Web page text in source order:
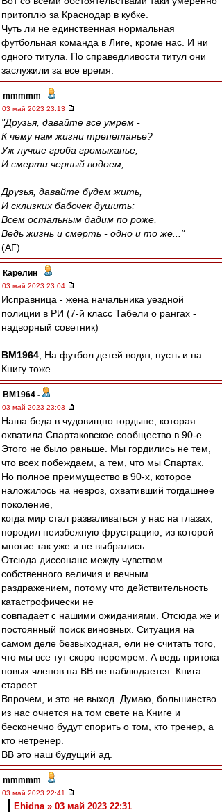
притоплю за Краснодар в кубке.
Чуть ли не единственная нормальная
футбольная команда в Лиге, кроме нас. И ни
одного титула. По справедливости титул они
заслужили за все время.
mmmmm -
03 май 2023 23:13
"Друзья, давайте все умрем -
К чему нам жизни трепетанье?
Уж лучше гроба громыханье,
И смерти черный водоем;
Друзья, давайте будем жить,
И склизких бабочек душить;
Всем остальным дадим по роже,
Ведь жизнь и смерть - одно и то же..."
(АГ)
Карелин -
03 май 2023 23:04
Исправница - жена начальника уездной
полиции в РИ (7-й класс Табели о рангах -
надворный советник)
BM1964 , На футбол детей водят, пусть и на
Книгу тоже.
BM1964 -
03 май 2023 23:03
Наша беда в чудовищно гордыне, которая
охватила Спартаковское сообщество в 90-е.
Этого не было раньше. Мы гордились не тем,
что всех побеждаем, а тем, что мы Спартак.
Но полное преимущество в 90-х, которое
наложилось на невроз, охвативший тогдашнее
поколение,
когда мир стал разваливаться у нас на глазах,
породил неизбежную фрустрацию, из которой
многие так уже и не выбрались.
Отсюда диссонанс между чувством
собственного величия и вечным
раздражением, потому что действительность
катастрофически не
совпадает с нашими ожиданиями. Отсюда же и
постоянный поиск виновных. Ситуация на
самом деле безвыходная, ели не считать того,
что мы все тут скоро перемрем. А ведь притока
новых членов на ВВ не наблюдается. Книга
стареет.
Впрочем, и это не выход. Думаю, большинство
из нас очнется на том свете на Книге и
бесконечно будут спорить о том, кто тренер, а
кто нетренер.
ВВ это наш будущий ад.
mmmmm -
03 май 2023 22:41
Ehidna » 03 май 2023 22:31